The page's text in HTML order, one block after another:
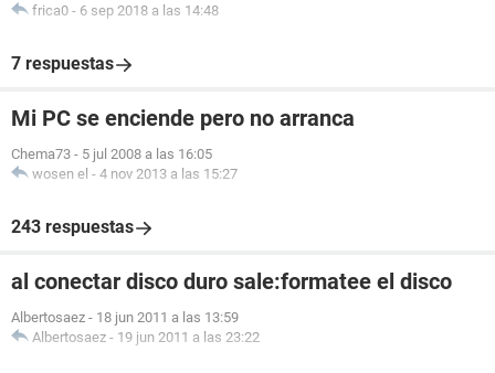
frica0 - 6 sep 2018 a las 14:48
7 respuestas
Mi PC se enciende pero no arranca
Chema73 - 5 jul 2008 a las 16:05
wosen el - 4 nov 2013 a las 15:27
243 respuestas
al conectar disco duro sale:formatee el disco
Albertosaez - 18 jun 2011 a las 13:59
Albertosaez - 19 jun 2011 a las 23:22